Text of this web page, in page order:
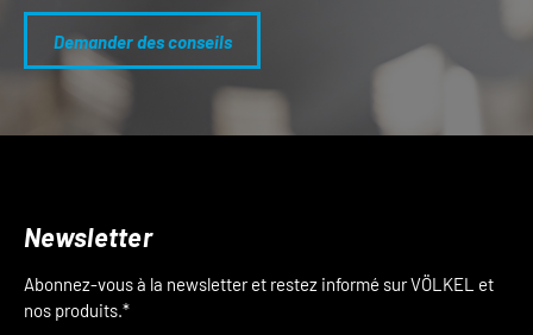
Demander des conseils
Newsletter
Abonnez-vous à la newsletter et restez informé sur VÖLKEL et
nos produits.*